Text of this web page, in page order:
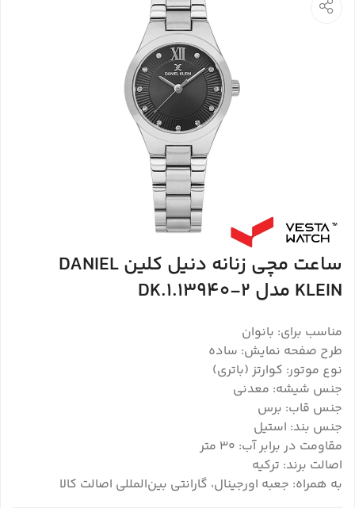
ساعت مچی زنانه دنیل کلین DANIEL
KLEIN مدل DK.1.13940-2
مناسب برای: بانوان
طرح صفحه نمایش: ساده
نوع موتور: کوارتز (باتری)
جنس شیشه: معدنی
جنس قاب: برس
جنس بند: استیل
مقاومت در برابر آب: 30 متر
اصالت برند: ترکیه
به همراه: جعبه اورجینال، گارانتی بین‌المللی اصالت کالا